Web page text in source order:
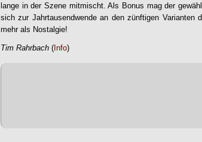
lange in der Szene mitmischt. Als Bonus mag der
sich zur Jahrtausendwende an den zünftigen Varianten
mehr als Nostalgie!
Tim Rahrbach ( Info)